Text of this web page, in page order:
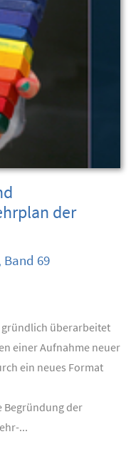
der
Band 69
gründlich überarbeitet
einer Aufnahme neuer
ein neues Format
Begründung der
...